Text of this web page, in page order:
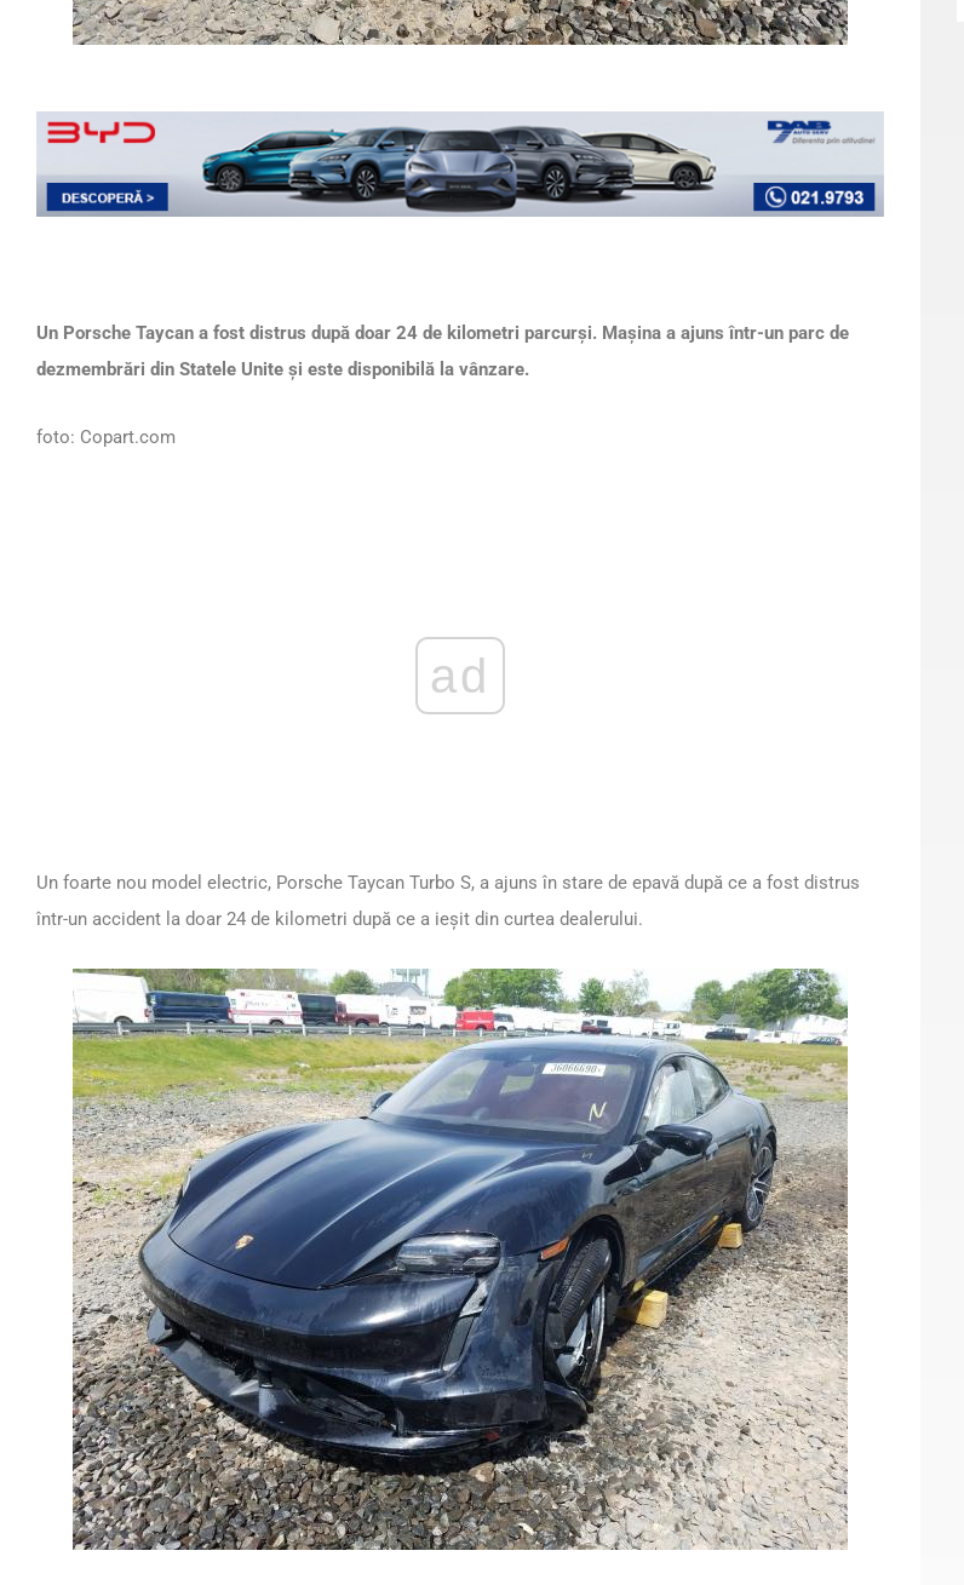
Un Porsche Taycan a fost distrus după doar 24 de kilometri parcurși. Mașina a ajuns într-un parc de
dezmembrări din Statele Unite și este disponibilă la vânzare.
foto: Copart.com
ad
Un foarte nou model electric, Porsche Taycan Turbo S, a ajuns în stare de epavă după ce a fost distrus
într-un accident la doar 24 de kilometri după ce a ieșit din curtea dealerului.